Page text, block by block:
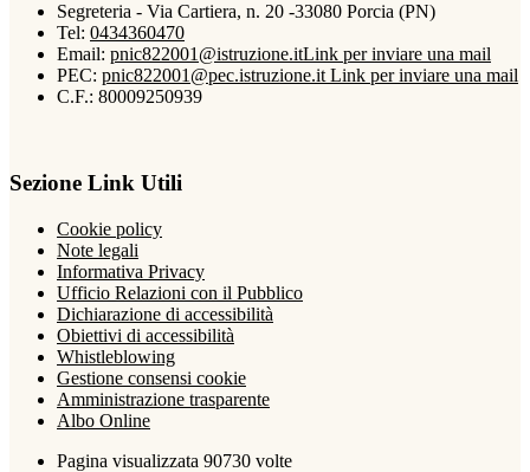
Segreteria - Via Cartiera, n. 20 -33080 Porcia (PN)
Tel: 0434360470
Email: pnic822001@istruzione.itLink per inviare una mail
PEC: pnic822001@pec.istruzione.it Link per inviare una mail
C.F.: 80009250939
Sezione Link Utili
Cookie policy
Note legali
Informativa Privacy
Ufficio Relazioni con il Pubblico
Dichiarazione di accessibilità
Obiettivi di accessibilità
Whistleblowing
Gestione consensi cookie
Amministrazione trasparente
Albo Online
Pagina visualizzata 90730 volte